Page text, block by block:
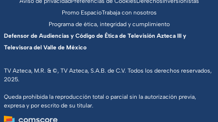
TV Azteca, M.R. & ©, TV Azteca, S.A.B. de C.V. Todos los derechos reservados,
2025.
Queda prohibida la reproducción total o parcial sin la autorización previa,
expresa y por escrito de su titular.
Promo EspacioTrabaja con nosotros
Programa de ética, integridad y cumplimiento
Defensor de Audiencias y Código de Ética de Televisión Azteca III y
Televisora del Valle de México